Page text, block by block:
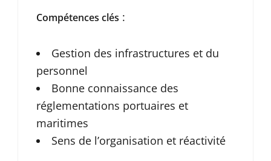
Compétences clés :
Gestion des infrastructures et du
personnel
Bonne connaissance des
réglementations portuaires et
maritimes
Sens de l’organisation et réactivité